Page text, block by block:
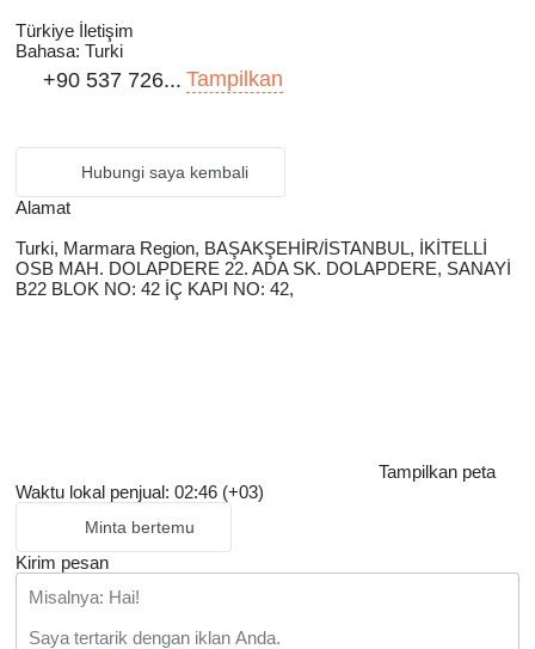
Türkiye İletişim
Bahasa: Turki
+90 537 726... Tampilkan
Hubungi saya kembali
Alamat
Turki, Marmara Region, BAŞAKŞEHİR/İSTANBUL, İKİTELLİ
OSB MAH. DOLAPDERE 22. ADA SK. DOLAPDERE, SANAYİ
B22 BLOK NO: 42 İÇ KAPI NO: 42,
Tampilkan peta
Waktu lokal penjual: 02:46 (+03)
Minta bertemu
Kirim pesan